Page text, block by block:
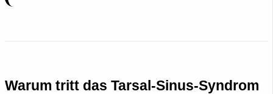
Warum tritt das Tarsal-Sinus-Syndrom